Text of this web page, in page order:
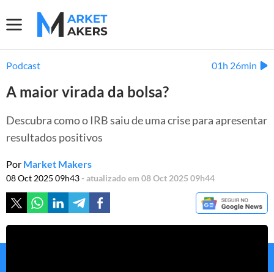
Podcast 01h 26min
A maior virada da bolsa?
Descubra como o IRB saiu de uma crise para apresentar
resultados positivos
Por Market Makers
08 Oct 2025 09h43- atualizado em 08 Oct 2025 09h44